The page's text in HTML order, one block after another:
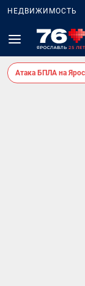
НЕДВИЖИМОСТЬ
Атака БПЛА на